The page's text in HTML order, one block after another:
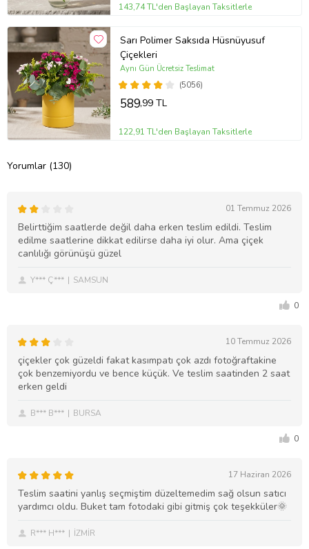
143,74 TL'den Başlayan Taksitlerle
Sarı Polimer Saksıda Hüsnüyusuf
Çiçekleri
(5056)
Aynı Gün Ücretsiz Teslimat
589,99 TL
122,91 TL'den Başlayan Taksitlerle
Yorumlar (130)
01 Temmuz 2026
Belirttiğim saatlerde değil daha erken teslim edildi. Teslim
edilme saatlerine dikkat edilirse daha iyi olur. Ama çiçek
canlılığı görünüşü güzel
Y*** Ç*** SAMSUN
0
10 Temmuz 2026
çiçekler çok güzeldi fakat kasımpatı çok azdı fotoğraftakine
çok benzemiyordu ve bence küçük. Ve teslim saatinden 2 saat
erken geldi
B*** B*** BURSA
0
17 Haziran 2026
Teslim saatini yanlış seçmiştim düzeltemedim sağ olsun satıcı
yardımcı oldu. Buket tam fotodaki gibi gitmiş çok teşekküler🌞
R*** H*** İZMİR